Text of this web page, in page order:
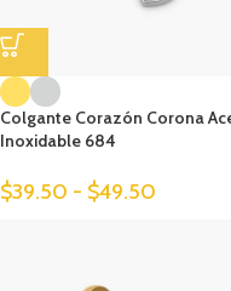
Colgante Corazón Corona
Inoxidable 684
$39.50 - $49.50